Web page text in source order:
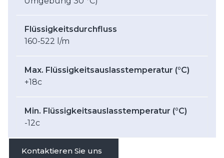
Flüssigkeitsdurchfluss
160-522 l/m
Max. Flüssigkeitsauslasstemperatur (°C)
+18c
Min. Flüssigkeitsauslasstemperatur (°C)
-12c
Kontaktieren Sie uns